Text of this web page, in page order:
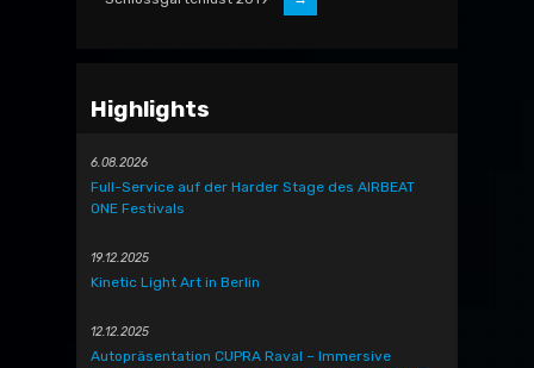
Highlights
6.08.2026
Full-Service auf der Harder Stage des AIRBEAT
ONE Festivals
19.12.2025
Kinetic Light Art in Berlin
12.12.2025
Autopräsentation CUPRA Raval – Immersive